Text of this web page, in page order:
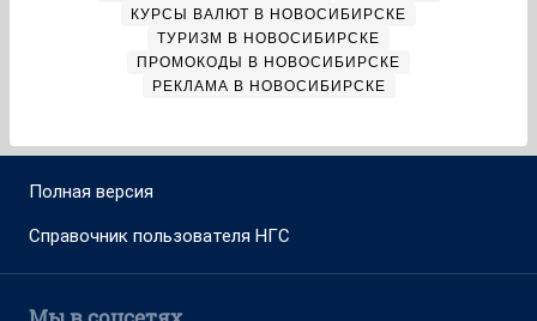
КУРСЫ ВАЛЮТ В НОВОСИБИРСКЕ
ТУРИЗМ В НОВОСИБИРСКЕ
ПРОМОКОДЫ В НОВОСИБИРСКЕ
РЕКЛАМА В НОВОСИБИРСКЕ
Полная версия
Справочник пользователя НГС